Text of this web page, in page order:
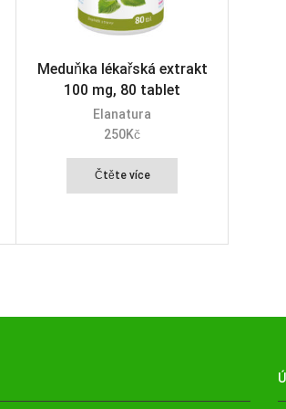
Meduňka lékařská extrakt
100 mg, 80 tablet
Elanatura
250Kč
Čtěte více